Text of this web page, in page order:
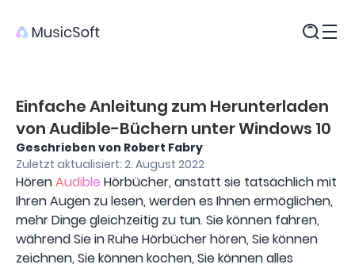
Einfache Anleitung zum Herunterladen
von Audible-Büchern unter Windows 10
Geschrieben von Robert Fabry
Zuletzt aktualisiert: 2. August 2022
HörenAudible Hörbücher, anstatt sie tatsächlich mit
Ihren Augen zu lesen, werden es Ihnen ermöglichen,
mehr Dinge gleichzeitig zu tun. Sie können fahren,
während Sie in Ruhe Hörbücher hören, Sie können
zeichnen, Sie können kochen, Sie können alles